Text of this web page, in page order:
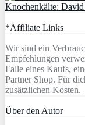
Knochenkälte:
*Affiliate Links
Wir sind ein
Empfehlungen
Falle eines Kaufs,
Partner Shop. Für
zusätzlichen Kosten.
Über den Autor